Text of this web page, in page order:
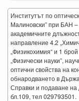
Институтът по
Малиновски” при БАН
академичните
направление 4.2
„Физикохимия“ и 1
„Физически науки”,
оптични свойства на
обнародването в
Справки и подаване на
бл.109, тел 029793501.